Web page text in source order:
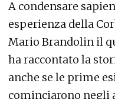
A condensare
esperienza della
Mario Brandolin il
ha raccontato la
anche se le prime
cominciarono negli